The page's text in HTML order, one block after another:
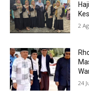
2
24